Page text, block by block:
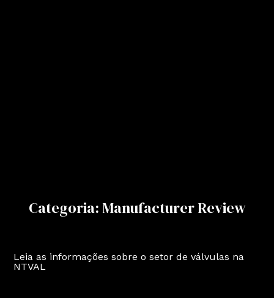
Categoria: Manufacturer Review
Leia as informações sobre o setor de válvulas na
NTVAL